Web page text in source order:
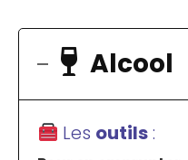
Alcool
Les outils: